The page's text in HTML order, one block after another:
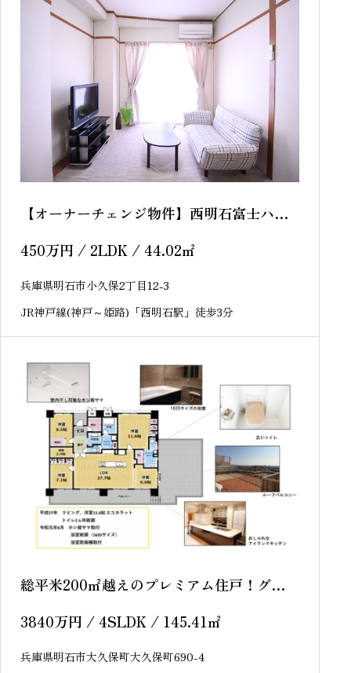
【オーナーチェンジ物件】西明石富士ハイ
ツ
450万円 / 2LDK / 44.02㎡
兵庫県明石市小久保2丁目12-3
JR神戸線(神戸～姫路)「西明石駅」徒歩3分
総平米200㎡越えのプレミアム住戸！グラジ
オ大久保ミラコスタ 8階 中古マンション
3840万円 / 4SLDK / 145.41㎡
兵庫県明石市大久保町大久保町690-4